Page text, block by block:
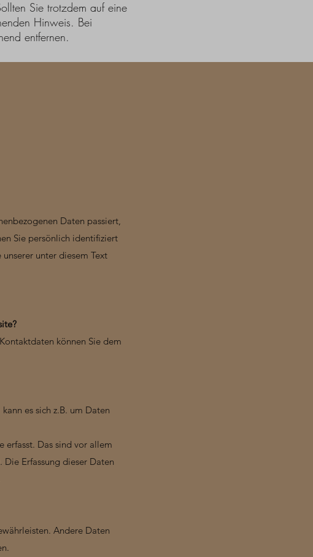
Sie trotzdem auf eine
Hinweis. Bei
entfernen.
Daten passiert,
Sie persönlich identifiziert
unter diesem Text
können Sie dem
es sich z.B. um Daten
erfasst. Das sind vor allem
Die Erfassung dieser Daten
Andere Daten